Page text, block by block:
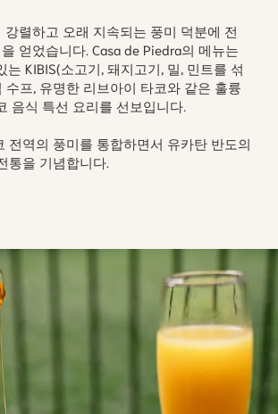
강렬하고 오래 지속되는 풍미 덕분에 전
얻었습니다. Casa de Piedra의 메뉴는
는 KIBIS(소고기, 돼지고기, 밀, 민트를 섞
수프, 유명한 리브아이 타코와 같은 훌륭
음식 특선 요리를 선보입니다.
전역의 풍미를 통합하면서 유카탄 반도의
통을 기념합니다.